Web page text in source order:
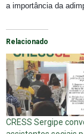
a importância da
Relacionado
CRESS Sergipe